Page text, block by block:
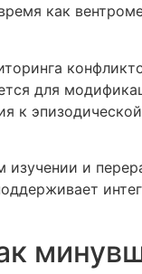
как
для
к
и